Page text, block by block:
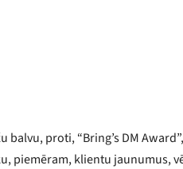
proti, “Bring’s DM
piemēram, klientu jaunumus,